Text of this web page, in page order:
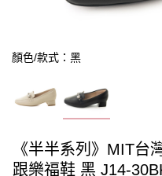
顏色/款式：黑
《半半系列》MIT台
跟樂福鞋 黑 J14-